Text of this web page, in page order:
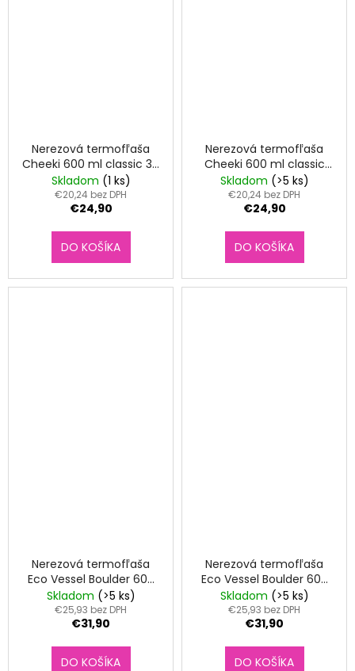
Nerezová termofľaša
Cheeki 600 ml classic 3D
Jungle
Skladom (1 ks)
€20,24 bez DPH
€24,90
DO KOŠÍKA
Nerezová termofľaša
Cheeki 600 ml classic
Orange Grey
Skladom (>5 ks)
€20,24 bez DPH
€24,90
DO KOŠÍKA
Nerezová termofľaša
Eco Vessel Boulder 600
ml Summer Sun
Skladom (>5 ks)
€25,93 bez DPH
€31,90
DO KOŠÍKA
Nerezová termofľaša
Eco Vessel Boulder 600
ml Tropical Melon
Skladom (>5 ks)
€25,93 bez DPH
€31,90
DO KOŠÍKA
ČIERNA
€27,90
Pôvodne:
€30,90